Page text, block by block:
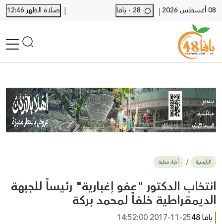
08 أغسطس 2026 |
| صلاة الظهر 12:46
أخبار محلية
أخبار يافا
SHORTS
أخبار اللد والرملة
بيع وشراء
أخبار القدس
وفيات
المزيد
ارسل خبر
الرئيسية أخبار محلية
انتخاب الدكتور "عفو إغبارية" رئيساً للجبهة
الديمقراطية خلفاً لمحمد بركة
يافا 48
2017-11-25 14:52:00